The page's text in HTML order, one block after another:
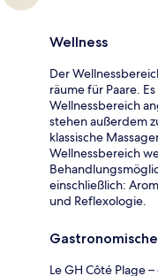
Wellness
Der
räume für Paare.
Wellnessbereich
stehen außerdem
klassische
Wellnessbereich
einschließlich:
und Reflexologie.
Le GH Côté Plage